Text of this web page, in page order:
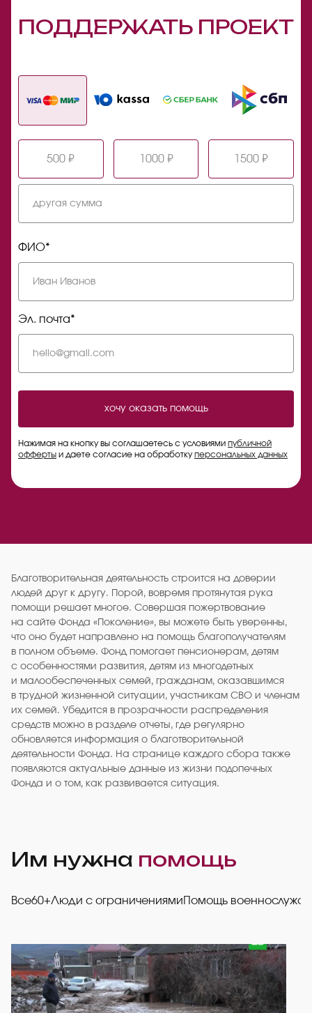
ПОДДЕРЖАТЬ ПРОЕКТ
500 ₽ 1000 ₽ 1500 ₽
ФИО*
Эл. почта*
хочу оказать помощь
Нажимая на кнопку вы соглашаетесь с условиями публичной
офферты и даете согласие на обработкуперсональных данных
Благотворительная деятельность строится на доверии
людей друг к другу. Порой, вовремя протянутая рука
помощи решает многое. Совершая пожертвование
на сайте Фонда «Поколение», вы можете быть уверенны,
что оно будет направлено на помощь благополучателям
в полном объеме. Фонд помогает пенсионерам, детям
с особенностями развития, детям из многодетных
и малообеспеченных семей, гражданам, оказавшимся
в трудной жизненной ситуации, участникам СВО и членам
их семей. Убедится в прозрачности распределения
средств можно в разделе отчеты, где регулярно
обновляется информация о благотворительной
деятельности Фонда. На странице каждого сбора также
появляются актуальные данные из жизни подопечных
Фонда и о том, как развивается ситуация.
Им нужна помощь
Все60+Люди с ограничениями Помощь